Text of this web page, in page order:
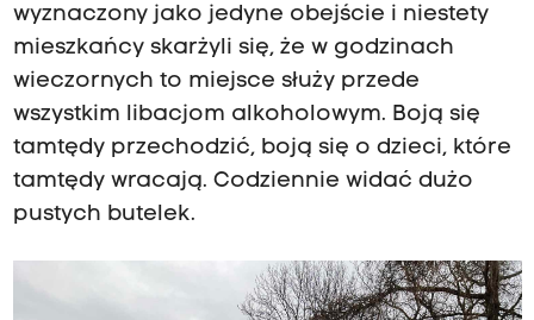
wyznaczony jako jedyne obejście i niestety
mieszkańcy skarżyli się, że w godzinach
wieczornych to miejsce służy przede
wszystkim libacjom alkoholowym. Boją się
tamtędy przechodzić, boją się o dzieci, które
tamtędy wracają. Codziennie widać dużo
pustych butelek.